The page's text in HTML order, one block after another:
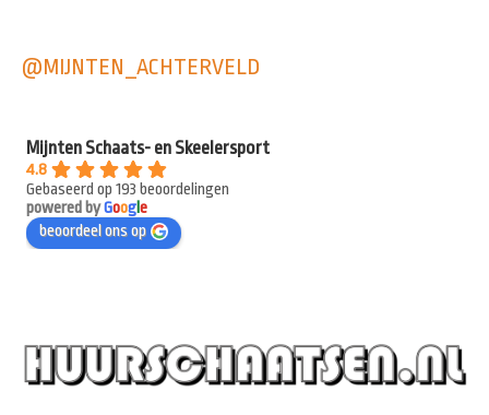
@MIJNTEN_ACHTERVELD
Mijnten Schaats- en Skeelersport
4.8
Gebaseerd op 193 beoordelingen
powered byGooge
beoordeel ons op